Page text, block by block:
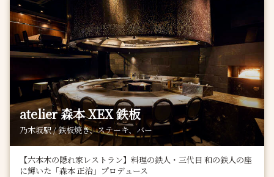
atelier 森本 XEX 鉄板
乃木坂駅 / 鉄板焼き、ステーキ、バー
【六本木の隠れ家レストラン】料理の鉄人・三代目 和の鉄人の座
に輝いた「森本 正治」プロデュース